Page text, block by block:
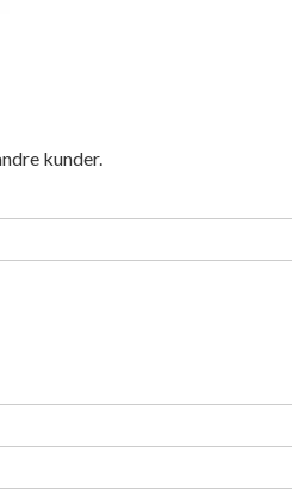
kunder.